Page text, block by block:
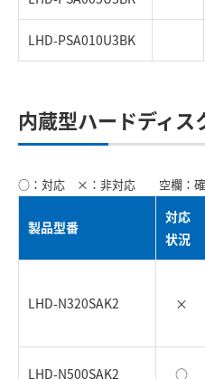
LHD-PSA010U3BK
内蔵型ハードディス
○：対応 ×：非対応 空欄：確
製品型番
対応
状況
LHD-N320SAK2 ×
LHD-N500SAK2 ○